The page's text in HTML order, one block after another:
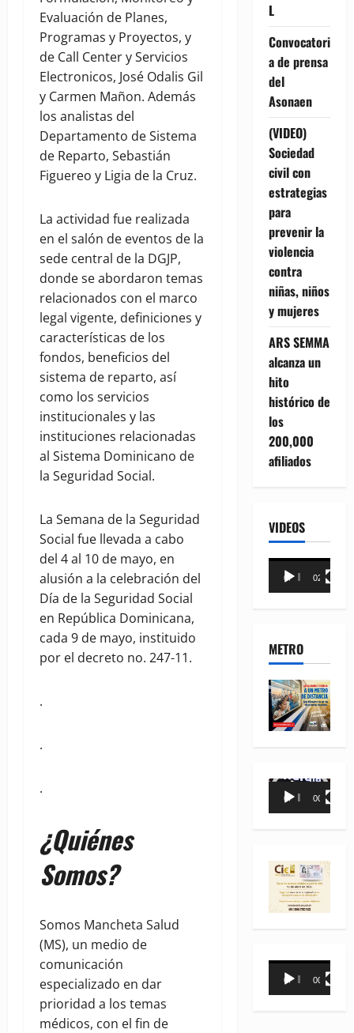
Evaluación de Planes,
Programas y Proyectos, y
de Call Center y Servicios
Electronicos, José Odalis Gil
y Carmen Mañon. Además
los analistas del
Departamento de Sistema
de Reparto, Sebastián
Figuereo y Ligia de la Cruz.
La actividad fue realizada
en el salón de eventos de la
sede central de la DGJP,
donde se abordaron temas
relacionados con el marco
legal vigente, definiciones y
características de los
fondos, beneficios del
sistema de reparto, así
como los servicios
institucionales y las
instituciones relacionadas
al Sistema Dominicano de
la Seguridad Social.
La Semana de la Seguridad
Social fue llevada a cabo
del 4 al 10 de mayo, en
alusión a la celebración del
Día de la Seguridad Social
en República Dominicana,
cada 9 de mayo, instituido
por el decreto no. 247-11.
.
.
.
¿Quiénes
Somos?
Somos Mancheta Salud
(MS), un medio de
comunicación
especializado en dar
prioridad a los temas
médicos, con el fin de
L
Convocatori
a de prensa
del
Asonaen
(VIDEO)
Sociedad
civil con
estrategias
para
prevenir la
violencia
contra
niñas, niños
y mujeres
ARS SEMMA
alcanza un
hito
histórico de
los
200,000
afiliados
VIDEOS
Reproductor
00:00 02:18
METRO
Reproductor
00:00 00:35
Reproductor
00:00 00:31